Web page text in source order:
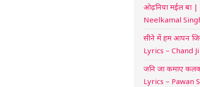
ओढ़निया मईल बा
Neelkamal
सीने में हम आपन
Lyrics – Chand Ji
जनि जा कमाए
Lyrics – Pawan